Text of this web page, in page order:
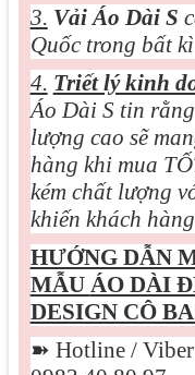
3. Vải Áo Dài S
Quốc trong bất
4. Triết lý kinh
Áo Dài S tin
lượng cao sẽ
hàng khi mua
kém chất lượng
khiến khách
HƯỚNG DẪN
MẪU ÁO DÀI
DESIGN CÔ
➽ Hotline /